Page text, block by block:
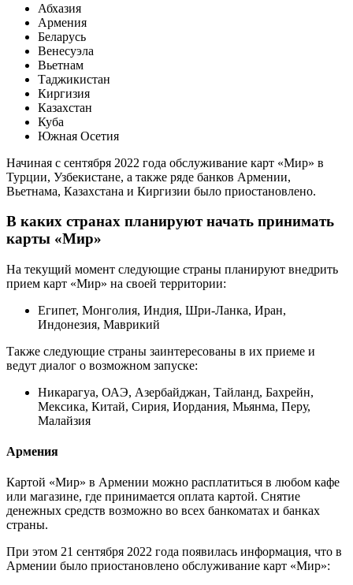
Абхазия
Армения
Беларусь
Венесуэла
Вьетнам
Таджикистан
Киргизия
Казахстан
Куба
Южная Осетия
Начиная с сентября 2022 года обслуживание карт «Мир» в
Турции, Узбекистане, а также ряде банков Армении,
Вьетнама, Казахстана и Киргизии было приостановлено.
В каких странах планируют начать принимать
карты «Мир»
На текущий момент следующие страны планируют внедрить
прием карт «Мир» на своей территории:
Египет, Монголия, Индия, Шри-Ланка, Иран,
Индонезия, Маврикий
Также следующие страны заинтересованы в их приеме и
ведут диалог о возможном запуске:
Никарагуа, ОАЭ, Азербайджан, Тайланд, Бахрейн,
Мексика, Китай, Сирия, Иордания, Мьянма, Перу,
Малайзия
Армения
Картой «Мир» в Армении можно расплатиться в любом кафе
или магазине, где принимается оплата картой. Снятие
денежных средств возможно во всех банкоматах и банках
страны.
При этом 21 сентября 2022 года появилась информация, что в
Армении было приостановлено обслуживание карт «Мир»: